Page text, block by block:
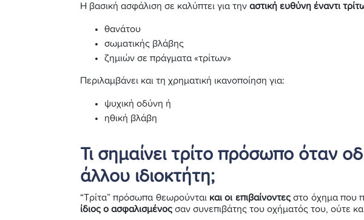
Η βασική ασφάλιση σε καλύπτει για την αστική ευθύνη έναντι
θανάτου
σωματικής βλάβης
ζημιών σε πράγματα «τρίτων»
Περιλαμβάνει και τη χρηματική ικανοποίηση για:
ψυχική οδύνη ή
ηθική βλάβη
Τι σημαίνει τρίτο πρόσωπο όταν
άλλου ιδιοκτήτη;
“Τρίτα” πρόσωπα θεωρούνται και οι επιβαίνοντεςστο όχημα που
ίδιος ο ασφαλισμένος σαν συνεπιβάτης του οχήματός του, ούτε